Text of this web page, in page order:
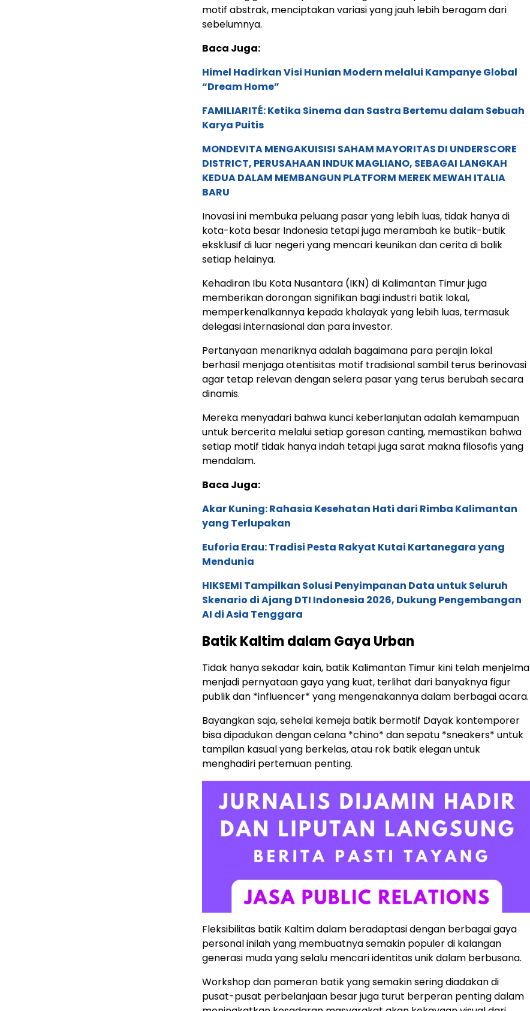
motif abstrak, menciptakan variasi yang jauh lebih beragam dari
sebelumnya.
Baca Juga:
Himel Hadirkan Visi Hunian Modern melalui Kampanye Global
“Dream Home”
FAMILIARITÉ: Ketika Sinema dan Sastra Bertemu dalam Sebuah
Karya Puitis
MONDEVITA MENGAKUISISI SAHAM MAYORITAS DI UNDERSCORE
DISTRICT, PERUSAHAAN INDUK MAGLIANO, SEBAGAI LANGKAH
KEDUA DALAM MEMBANGUN PLATFORM MEREK MEWAH ITALIA
BARU
Inovasi ini membuka peluang pasar yang lebih luas, tidak hanya di
kota-kota besar Indonesia tetapi juga merambah ke butik-butik
eksklusif di luar negeri yang mencari keunikan dan cerita di balik
setiap helainya.
Kehadiran Ibu Kota Nusantara (IKN) di Kalimantan Timur juga
memberikan dorongan signifikan bagi industri batik lokal,
memperkenalkannya kepada khalayak yang lebih luas, termasuk
delegasi internasional dan para investor.
Pertanyaan menariknya adalah bagaimana para perajin lokal
berhasil menjaga otentisitas motif tradisional sambil terus berinovasi
agar tetap relevan dengan selera pasar yang terus berubah secara
dinamis.
Mereka menyadari bahwa kunci keberlanjutan adalah kemampuan
untuk bercerita melalui setiap goresan canting, memastikan bahwa
setiap motif tidak hanya indah tetapi juga sarat makna filosofis yang
mendalam.
Baca Juga:
Akar Kuning: Rahasia Kesehatan Hati dari Rimba Kalimantan
yang Terlupakan
Euforia Erau: Tradisi Pesta Rakyat Kutai Kartanegara yang
Mendunia
HIKSEMI Tampilkan Solusi Penyimpanan Data untuk Seluruh
Skenario di Ajang DTI Indonesia 2026, Dukung Pengembangan
AI di Asia Tenggara
Batik Kaltim dalam Gaya Urban
Tidak hanya sekadar kain, batik Kalimantan Timur kini telah menjelma
menjadi pernyataan gaya yang kuat, terlihat dari banyaknya figur
publik dan *influencer* yang mengenakannya dalam berbagai acara.
Bayangkan saja, sehelai kemeja batik bermotif Dayak kontemporer
bisa dipadukan dengan celana *chino* dan sepatu *sneakers* untuk
tampilan kasual yang berkelas, atau rok batik elegan untuk
menghadiri pertemuan penting.
Fleksibilitas batik Kaltim dalam beradaptasi dengan berbagai gaya
personal inilah yang membuatnya semakin populer di kalangan
generasi muda yang selalu mencari identitas unik dalam berbusana.
Workshop dan pameran batik yang semakin sering diadakan di
pusat-pusat perbelanjaan besar juga turut berperan penting dalam